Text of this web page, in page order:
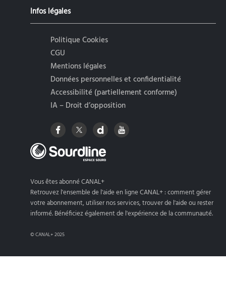
Infos légales
Politique Cookies
CGU
Mentions légales
Données personnelles et confidentialité
Accessibilité (partiellement conforme)
IA – Droit d’opposition
Vous êtes abonné CANAL+
Retrouvez l'ensemble de l'aide en ligne CANAL+ : comment gérer
votre abonnement, utiliser nos services, trouver de l'aide ou rester
informé. Bénéficiez également de l'expérience de la communauté.
© CANAL+ 2025